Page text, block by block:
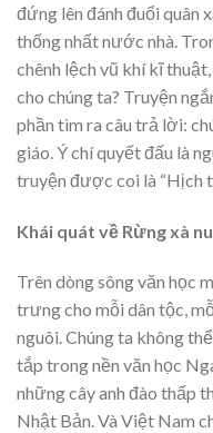
đứng lên đánh đuổi quân
thống nhất nước nhà.
chênh lệch vũ khí kĩ
cho chúng ta? Truyện
phần tìm ra câu trả lời:
giáo. Ý chí quyết đấu là
truyện được coi là “Hịch
Khái quát về Rừng xà nu
Trên dòng sông văn học
trưng cho mỗi dân tộc,
nguôi. Chúng ta không
tắp trong nền văn học
những cây anh đào thấp
Nhật Bản. Và Việt Nam